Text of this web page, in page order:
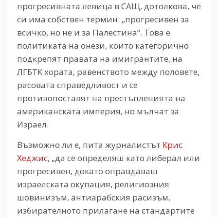
прогресивната левица в САЩ, дотолкова, че
си има собствен термин: „прогресивен за
всичко, но не и за Палестина“. Това е
политиката на онези, които категорично
подкрепят правата на имигрантите, на
ЛГБТК хората, равенството между половете,
расовата справедливост и се
противопоставят на престъпленията на
американската империя, но мълчат за
Израел.
Възможно ли е, пита журналистът Крис
Хеджис, „да се определяш като либерал или
прогресивен, докато оправдаваш
израелската окупация, религиозния
шовинизъм, антиарабския расизъм,
избирателното прилагане на стандартите